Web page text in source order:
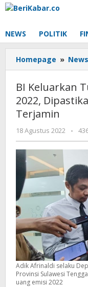
Lewati
NEWS POLITIK
Homepage » News
BI Keluarkan
2022,
Terjamin
18 Agustus 2022
oleh
Beri
-
Adik Afrinaldi selaku
Provinsi Sulawesi
uang emisi 2022